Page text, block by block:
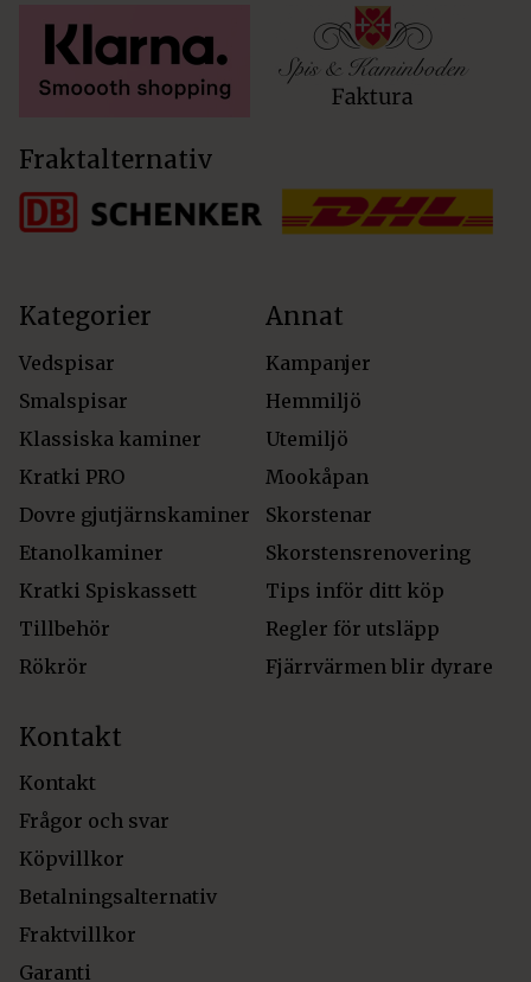
Fraktalternativ
Kategorier
Vedspisar
Smalspisar
Klassiska kaminer
Kratki PRO
Dovre gjutjärnskaminer
Etanolkaminer
Kratki Spiskassett
Tillbehör
Rökrör
Annat
Kampanjer
Hemmiljö
Utemiljö
Mookåpan
Skorstenar
Skorstensrenovering
Tips inför ditt köp
Regler för utsläpp
Fjärrvärmen blir dyrare
Kontakt
Kontakt
Frågor och svar
Köpvillkor
Betalningsalternativ
Fraktvillkor
Garanti